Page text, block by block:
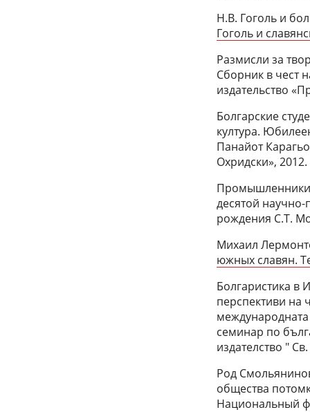
Н.В. Гоголь и
Гоголь и
Размисли за
Сборник в чест
издательство
Болгарские
култура.
Панайот
Охридски», 2012.
десятой
рождения С.Т.
Михаил
южных славян.
Болгаристика в
перспективи на
семинар по
издателство "
Род
общества
Национальный